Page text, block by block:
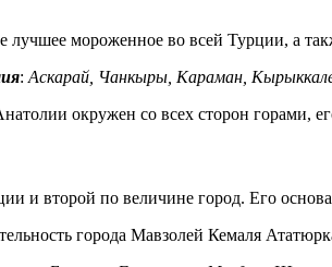
лучшее мороженное во всей Турции, а
: Аскарай, Чанкыры, Караман,
окружен со всех сторон горами,
и второй по величине город. Его
города Мавзолей Кемаля